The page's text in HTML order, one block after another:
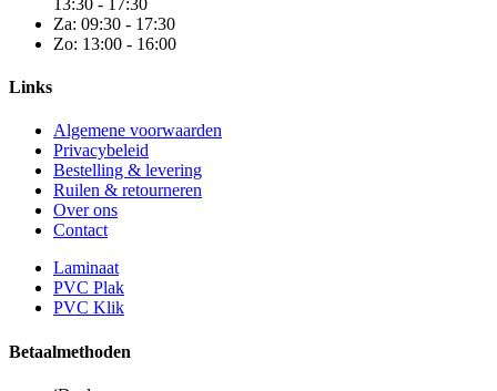
Za: 09:30 - 17:30
Zo: 13:00 - 16:00
Links
Algemene voorwaarden
Privacybeleid
Bestelling & levering
Ruilen & retourneren
Over ons
Contact
Laminaat
PVC Plak
PVC Klik
Betaalmethoden